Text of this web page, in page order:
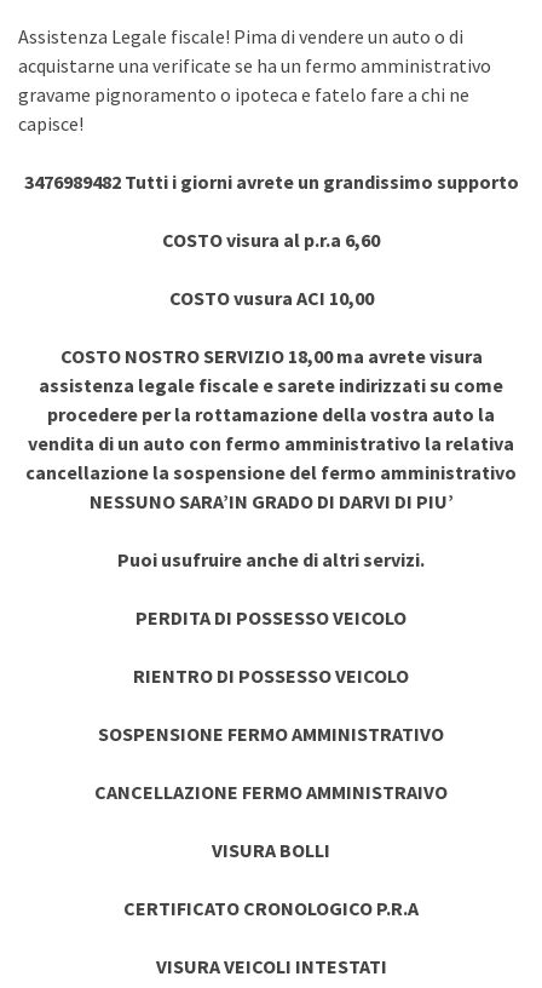
Assistenza Legale fiscale! Pima di vendere un auto o di
acquistarne una verificate se ha un fermo amministrativo
gravame pignoramento o ipoteca e fatelo fare a chi ne
capisce!
3476989482 Tutti i giorni avrete un grandissimo supporto
COSTO visura al p.r.a 6,60
COSTO vusura ACI 10,00
COSTO NOSTRO SERVIZIO 18,00 ma avrete visura
assistenza legale fiscale e sarete indirizzati su come
procedere per la rottamazione della vostra auto la
vendita di un auto con fermo amministrativo la relativa
cancellazione la sospensione del fermo amministrativo
NESSUNO SARA’IN GRADO DI DARVI DI PIU’
Puoi usufruire anche di altri servizi.
PERDITA DI POSSESSO VEICOLO
RIENTRO DI POSSESSO VEICOLO
SOSPENSIONE FERMO AMMINISTRATIVO
CANCELLAZIONE FERMO AMMINISTRAIVO
VISURA BOLLI
CERTIFICATO CRONOLOGICO P.R.A
VISURA VEICOLI INTESTATI